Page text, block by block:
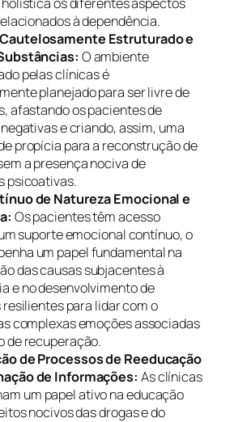
à dependência.
Estruturado e
O ambiente
pelas clínicas é
planejado para ser livre de
afastando os pacientes de
e criando, assim, uma
propícia para a reconstrução de
a presença nociva de
psicoativas.
de Natureza Emocional e
Os pacientes têm acesso
suporte emocional contínuo, o
um papel fundamental na
das causas subjacentes à
e no desenvolvimento de
para lidar com o
complexas emoções associadas
de recuperação.
de Processos de Reeducação
de Informações: As clínicas
um papel ativo na educação
nocivos das drogas e do